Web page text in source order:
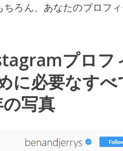
ちろん、あなたのプロフ
プロフ
に必要なすべ
写真